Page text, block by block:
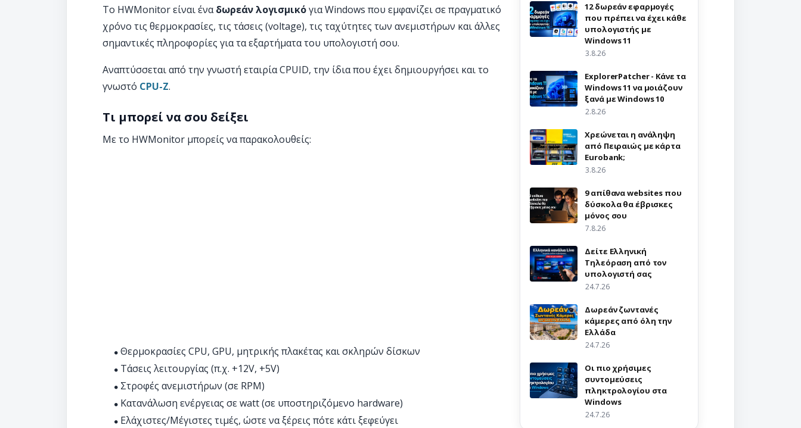
Το HWMonitor είναι έναδωρεάν λογισμικόγια Windows που εμφανίζει σε πραγματικό
χρόνο τις θερμοκρασίες, τις τάσεις (voltage), τις ταχύτητες των ανεμιστήρων και άλλες
σημαντικές πληροφορίες για τα εξαρτήματα του υπολογιστή σου.
Αναπτύσσεται από την γνωστή εταιρία CPUID, την ίδια που έχει δημιουργήσει και το
γνωστό CPU-Z.
Τι μπορεί να σου δείξει
Με το HWMonitor μπορείς να παρακολουθείς:
Θερμοκρασίες CPU, GPU, μητρικής πλακέτας και σκληρών δίσκων
Τάσεις λειτουργίας (π.χ. +12V, +5V)
Στροφές ανεμιστήρων (σε RPM)
Κατανάλωση ενέργειας σε watt (σε υποστηριζόμενο hardware)
Ελάχιστες/Μέγιστες τιμές, ώστε να ξέρεις πότε κάτι ξεφεύγει
12 δωρεάν εφαρμογές
που πρέπει να έχει κάθε
υπολογιστής με
Windows 11
3.8.26
ExplorerPatcher - Κάνε τα
Windows 11 να μοιάζουν
ξανά με Windows 10
2.8.26
Χρεώνεται η ανάληψη
από Πειραιώς με κάρτα
Eurobank;
3.8.26
9 απίθανα websites που
δύσκολα θα έβρισκες
μόνος σου
7.8.26
Δείτε Ελληνική
Τηλεόραση από τον
υπολογιστή σας
24.7.26
Δωρεάν ζωντανές
κάμερες από όλη την
Ελλάδα
24.7.26
Οι πιο χρήσιμες
συντομεύσεις
πληκτρολογίου στα
Windows
24.7.26